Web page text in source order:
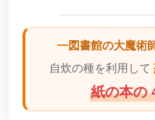
図書館の大魔術
自炊の種を利用して
紙の本の